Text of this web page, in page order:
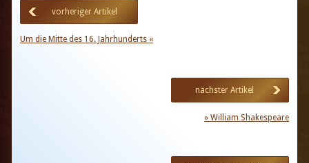
vorheriger Artikel
Um die Mitte des 16. Jahrhunderts «
nächster Artikel
» William Shakespeare